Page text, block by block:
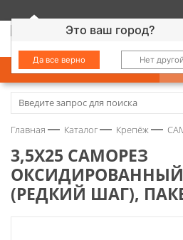
Это ваш город?
Да все верно Нет другой
КАТАЛОГ
Замочно-скобяные изделия
Колеса
Главная Каталог Крепёж
3,5Х25 САМОРЕЗ
ОКСИДИРОВАННЫЙ
(РЕДКИЙ ШАГ),